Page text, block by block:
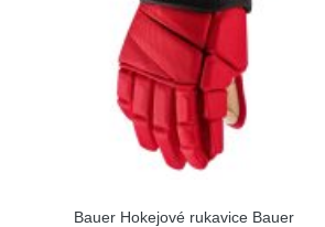
Bauer Hokejové rukavice Bauer